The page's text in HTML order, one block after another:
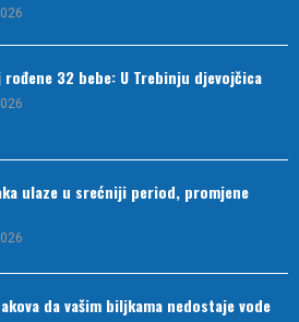
rođene 32 bebe: U Trebinju djevojčica
ulaze u srećniji period, promjene
da vašim biljkama nedostaje vode